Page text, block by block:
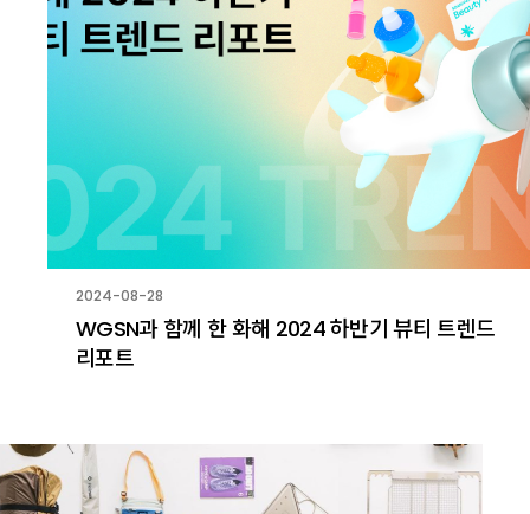
2024-08-28
WGSN과 함께 한 화해 2024 하반기 뷰티 트렌드
리포트